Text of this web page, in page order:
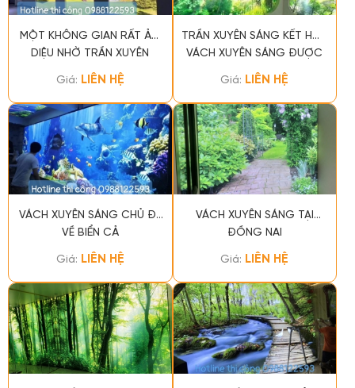
MỘT KHÔNG GIAN RẤT ẢO
DIỆU NHỜ TRẦN XUYÊN
SÁNG
Giá: LIÊN HỆ
TRẦN XUYÊN SÁNG KẾT HỢP
VÁCH XUYÊN SÁNG ĐƯỢC
DRAGON THI CÔNG HOÀN
Giá: LIÊN HỆ
VÁCH XUYÊN SÁNG CHỦ ĐỀ
VỀ BIỂN CẢ
Giá: LIÊN HỆ
VÁCH XUYÊN SÁNG TẠI
ĐỒNG NAI
Giá: LIÊN HỆ